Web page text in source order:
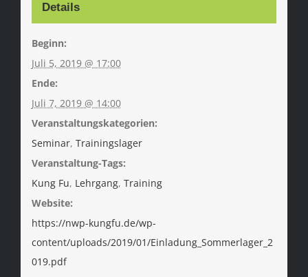
Details
Beginn:
Juli 5, 2019 @ 17:00
Ende:
Juli 7, 2019 @ 14:00
Veranstaltungskategorien:
Seminar, Trainingslager
Veranstaltung-Tags:
Kung Fu, Lehrgang, Training
Website:
https://nwp-kungfu.de/wp-
content/uploads/2019/01/Einladung_Sommerlager_2
019.pdf